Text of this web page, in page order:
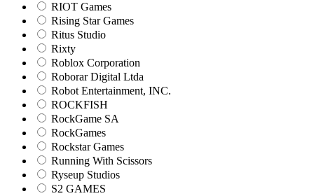
RIOT Games
Rising Star Games
Ritus Studio
Rixty
Roblox Corporation
Roborar Digital Ltda
Robot Entertainment, INC.
ROCKFISH
RockGame SA
RockGames
Rockstar Games
Running With Scissors
Ryseup Studios
S2 GAMES